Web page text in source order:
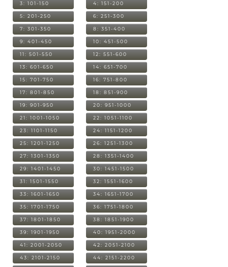
3: 101-150 4: 151-200
5: 201-250 6: 251-300
7: 301-350 8: 351-400
9: 401-450 10: 451-500
11: 501-550 12: 551-600
13: 601-650 14: 651-700
15: 701-750 16: 751-800
17: 801-850 18: 851-900
19: 901-950 20: 951-1000
21: 1001-1050 22: 1051-1100
23: 1101-1150 24: 1151-1200
25: 1201-1250 26: 1251-1300
27: 1301-1350 28: 1351-1400
29: 1401-1450 30: 1451-1500
31: 1501-1550 32: 1551-1600
33: 1601-1650 34: 1651-1700
35: 1701-1750 36: 1751-1800
37: 1801-1850 38: 1851-1900
39: 1901-1950 40: 1951-2000
41: 2001-2050 42: 2051-2100
43: 2101-2150 44: 2151-2200